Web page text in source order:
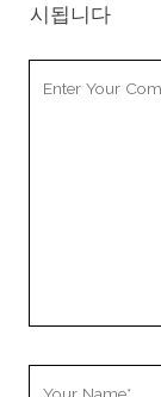
시됩니다